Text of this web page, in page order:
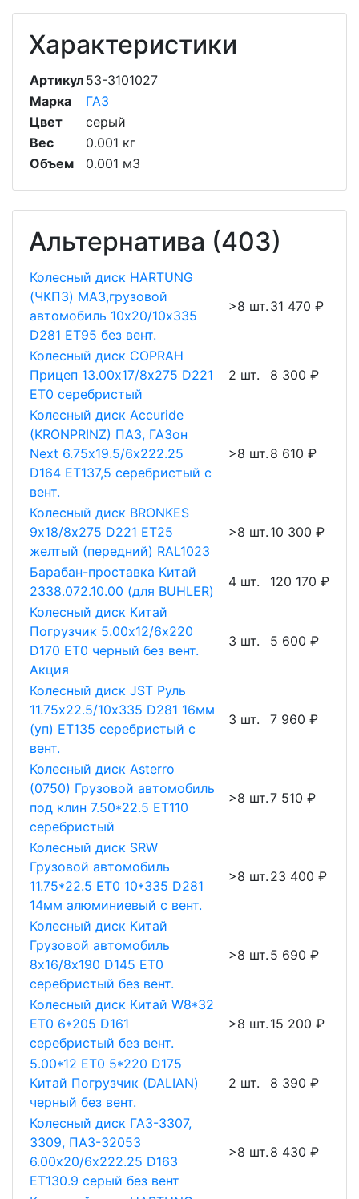
Характеристики
Артикул 53-3101027
Марка
ГАЗ
Цвет
серый
Вес
0.001 кг
Объем
0.001 м3
Альтернатива (403)
Колесный диск HARTUNG
(ЧКПЗ) МАЗ,грузовой
автомобиль 10х20/10х335
D281 ET95 без вент.
>8 шт. 31 470 ₽
Колесный диск COPRAH
Прицеп 13.00х17/8х275 D221
ET0 серебристый
2 шт. 8 300 ₽
Колесный диск Accuride
(KRONPRINZ) ПАЗ, ГАЗон
Next 6.75х19.5/6х222.25
D164 ET137,5 серебристый с
вент.
>8 шт. 8 610 ₽
Колесный диск BRONKES
9х18/8х275 D221 ET25
желтый (передний) RAL1023
>8 шт. 10 300 ₽
Барабан-проставка Китай
2338.072.10.00 (для BUHLER)
4 шт.
120 170 ₽
Колесный диск Китай
Погрузчик 5.00х12/6х220
D170 ET0 черный без вент.
Акция
3 шт. 5 600 ₽
Колесный диск JST Руль
11.75х22.5/10х335 D281 16мм
(уп) ET135 серебристый с
вент.
3 шт. 7 960 ₽
Колесный диск Asterro
(0750) Грузовой автомобиль
под клин 7.50*22.5 ET110
серебристый
>8 шт.7 510 ₽
Колесный диск SRW
Грузовой автомобиль
11.75*22.5 ET0 10*335 D281
14мм алюминиевый с вент.
>8 шт. 23 400 ₽
Колесный диск Китай
Грузовой автомобиль
8х16/8х190 D145 ET0
серебристый без вент.
>8 шт. 5 690 ₽
Колесный диск Китай W8*32
ET0 6*205 D161
серебристый без вент.
>8 шт. 15 200 ₽
5.00*12 ET0 5*220 D175
Китай Погрузчик (DALIAN)
черный без вент.
2 шт. 8 390 ₽
Колесный диск ГАЗ-3307,
3309, ПАЗ-32053
6.00х20/6х222.25 D163
ET130.9 серый без вент
>8 шт. 8 430 ₽